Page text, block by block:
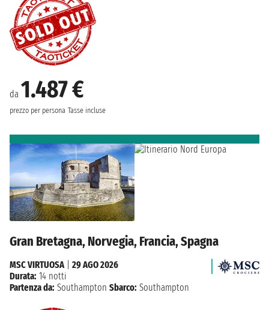
da 1.487 €
prezzo per persona Tasse incluse
Gran Bretagna, Norvegia, Francia, Spagna
MSC VIRTUOSA| 29 AGO 2026
Durata: 14 notti
Partenza da: Southampton Sbarco: Southampton